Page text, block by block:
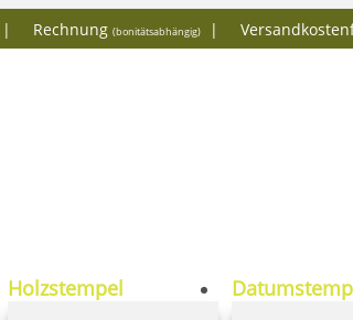
| Rechnung (bonitätsabhängig) |
Holzstempel